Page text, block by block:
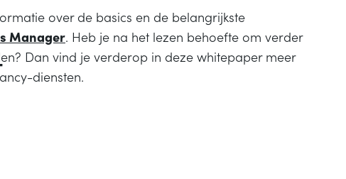
over de basics en de belangrijkste
Manager. Heb je na het lezen behoefte om verder
Dan vind je verderop in deze whitepaper meer
diensten.